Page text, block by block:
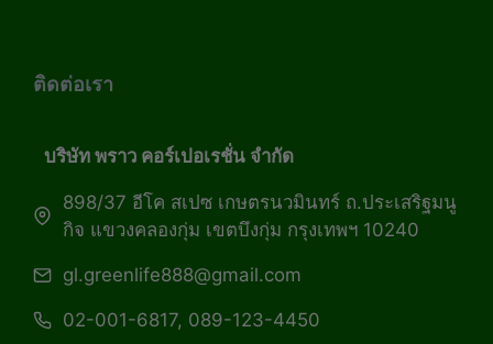
ติดต่อเรา
บริษัท พราว คอร์เปอเรชั่น จำกัด
898/37 อีโค สเปซ เกษตรนวมินทร์ ถ.ประเสริฐมนู
กิจ แขวงคลองกุ่ม เขตบึงกุ่ม กรุงเทพฯ 10240
gl.greenlife888@gmail.com
02-001-6817, 089-123-4450